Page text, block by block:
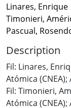
Linares, Enrique
Timonieri,
Pascual,
Description
Fil: Linares,
Atómica
Fil: Timonieri,
Atómica